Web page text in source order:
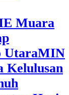
Muara
UtaraMIN
Kelulusan